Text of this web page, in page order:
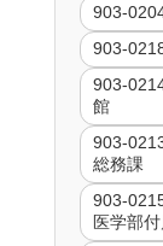
903-
903-
903-
館
903-
総務課
903-
医学部